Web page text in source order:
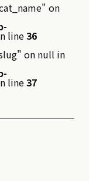
on
line36
on null in
line37